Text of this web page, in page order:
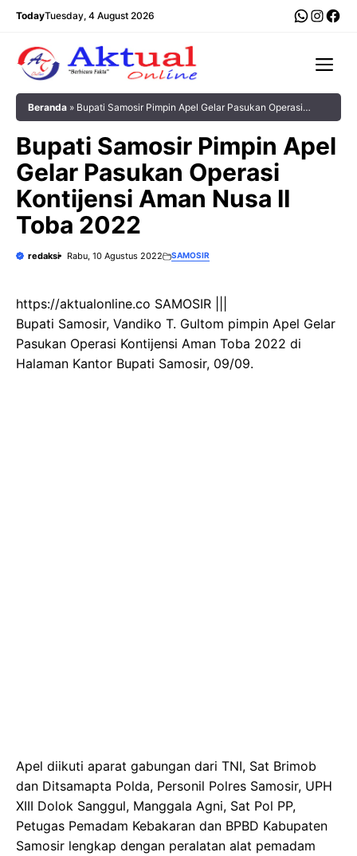
Langsung
TodayTuesday, 4 August 2026
Beranda » Bupati Samosir Pimpin Apel Gelar Pasukan Operasi
Bupati Samosir Pimpin Apel
Gelar Pasukan Operasi
Kontijensi Aman Nusa II
Toba 2022
redaksi Rabu, 10 Agustus 2022 SAMOSIR
https://aktualonline.co SAMOSIR |||
Bupati Samosir, Vandiko T. Gultom pimpin Apel Gelar
Pasukan Operasi Kontijensi Aman Toba 2022 di
Halaman Kantor Bupati Samosir, 09/09.
Apel diikuti aparat gabungan dari TNI, Sat Brimob
dan Ditsamapta Polda, Personil Polres Samosir, UPH
XIII Dolok Sanggul, Manggala Agni, Sat Pol PP,
Petugas Pemadam Kebakaran dan BPBD Kabupaten
Samosir lengkap dengan peralatan alat pemadam